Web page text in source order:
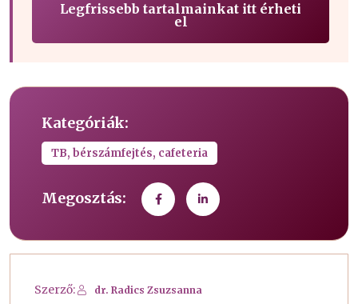
Legfrissebb tartalmainkat itt érheti
el
Kategóriák:
TB, bérszámfejtés, cafeteria
Megosztás:
Szerző: dr. Radics Zsuzsanna